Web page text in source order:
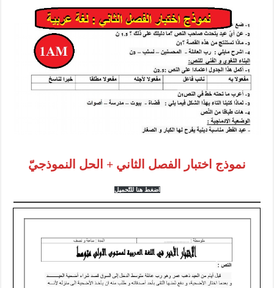
نموذج اختبار الفصل الثاني + الحل النموذجيّ
اضغط هنا للتّحميل